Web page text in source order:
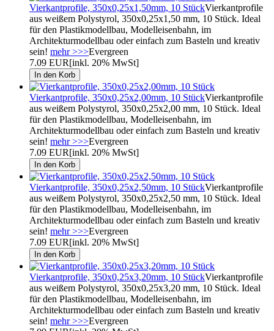
Vierkantprofile, 350x0,25x1,50mm, 10 StückVierkantprofile
aus weißem Polystyrol, 350x0,25x1,50 mm, 10 Stück. Ideal
für den Plastikmodellbau, Modelleisenbahn, im
Architekturmodellbau oder einfach zum Basteln und kreativ
sein! mehr >>>Evergreen
7.09 EUR[inkl. 20% MwSt]
Vierkantprofile, 350x0,25x2,00mm, 10 StückVierkantprofile
aus weißem Polystyrol, 350x0,25x2,00 mm, 10 Stück. Ideal
für den Plastikmodellbau, Modelleisenbahn, im
Architekturmodellbau oder einfach zum Basteln und kreativ
sein! mehr >>>Evergreen
7.09 EUR[inkl. 20% MwSt]
Vierkantprofile, 350x0,25x2,50mm, 10 StückVierkantprofile
aus weißem Polystyrol, 350x0,25x2,50 mm, 10 Stück. Ideal
für den Plastikmodellbau, Modelleisenbahn, im
Architekturmodellbau oder einfach zum Basteln und kreativ
sein! mehr >>>Evergreen
7.09 EUR[inkl. 20% MwSt]
Vierkantprofile, 350x0,25x3,20mm, 10 StückVierkantprofile
aus weißem Polystyrol, 350x0,25x3,20 mm, 10 Stück. Ideal
für den Plastikmodellbau, Modelleisenbahn, im
Architekturmodellbau oder einfach zum Basteln und kreativ
sein! mehr >>>Evergreen